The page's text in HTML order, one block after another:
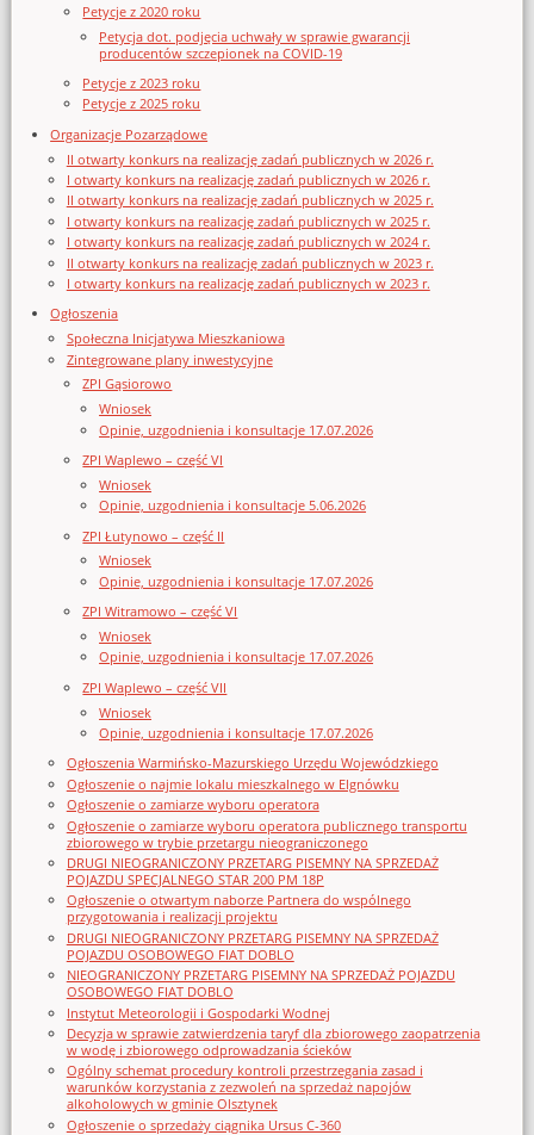
Petycje z 2020 roku
Petycja dot. podjęcia uchwały w sprawie gwarancji
producentów szczepionek na COVID-19
Petycje z 2023 roku
Petycje z 2025 roku
Organizacje Pozarządowe
II otwarty konkurs na realizację zadań publicznych w 2026 r.
I otwarty konkurs na realizację zadań publicznych w 2026 r.
II otwarty konkurs na realizację zadań publicznych w 2025 r.
I otwarty konkurs na realizację zadań publicznych w 2025 r.
I otwarty konkurs na realizację zadań publicznych w 2024 r.
II otwarty konkurs na realizację zadań publicznych w 2023 r.
I otwarty konkurs na realizację zadań publicznych w 2023 r.
Ogłoszenia
Społeczna Inicjatywa Mieszkaniowa
Zintegrowane plany inwestycyjne
ZPI Gąsiorowo
Wniosek
Opinie, uzgodnienia i konsultacje 17.07.2026
ZPI Waplewo – część VI
Wniosek
Opinie, uzgodnienia i konsultacje 5.06.2026
ZPI Łutynowo – część II
Wniosek
Opinie, uzgodnienia i konsultacje 17.07.2026
ZPI Witramowo – część VI
Wniosek
Opinie, uzgodnienia i konsultacje 17.07.2026
ZPI Waplewo – część VII
Wniosek
Opinie, uzgodnienia i konsultacje 17.07.2026
Ogłoszenia Warmińsko-Mazurskiego Urzędu Wojewódzkiego
Ogłoszenie o najmie lokalu mieszkalnego w Elgnówku
Ogłoszenie o zamiarze wyboru operatora
Ogłoszenie o zamiarze wyboru operatora publicznego transportu
zbiorowego w trybie przetargu nieograniczonego
DRUGI NIEOGRANICZONY PRZETARG PISEMNY NA SPRZEDAŻ
POJAZDU SPECJALNEGO STAR 200 PM 18P
Ogłoszenie o otwartym naborze Partnera do wspólnego
przygotowania i realizacji projektu
DRUGI NIEOGRANICZONY PRZETARG PISEMNY NA SPRZEDAŻ
POJAZDU OSOBOWEGO FIAT DOBLO
NIEOGRANICZONY PRZETARG PISEMNY NA SPRZEDAŻ POJAZDU
OSOBOWEGO FIAT DOBLO
Instytut Meteorologii i Gospodarki Wodnej
Decyzja w sprawie zatwierdzenia taryf dla zbiorowego zaopatrzenia
w wodę i zbiorowego odprowadzania ścieków
Ogólny schemat procedury kontroli przestrzegania zasad i
warunków korzystania z zezwoleń na sprzedaż napojów
alkoholowych w gminie Olsztynek
Ogłoszenie o sprzedaży ciągnika Ursus C-360